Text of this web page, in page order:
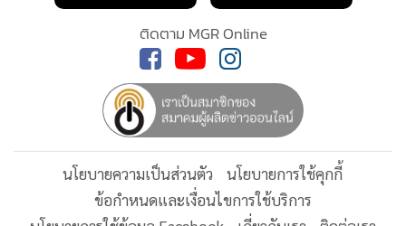
ติดตาม MGR Online
นโยบายความเป็นส่วนตัว
นโยบายการใช้คุกกี้
ข้อกำหนดและเงื่อนไขการใช้บริการ
MGR Online ใช้คุกกี้ เพื่อจัดการข้อมูลส่วนบุคคลเพื่อนำเสนอ
ประสบการณ์คอนเทนต์ที่ดีที่สุดให้กับผู้อ่านบนเว็บไซต์ และ
เงื่อนไขการใช้งานเว็บไซต์
รับทราบ